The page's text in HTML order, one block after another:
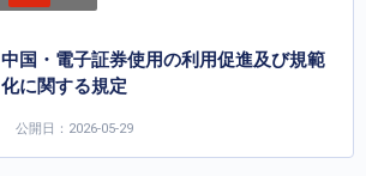
中国・電子証券使用の利用促進及び規範
化に関する規定
公開日：2026-05-29